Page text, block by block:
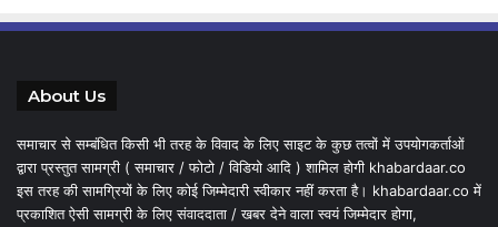
About Us
समाचार से सम्बंधित किसी भी तरह के विवाद के लिए साइट के कुछ तत्वों में उपयोगकर्ताओं
द्वारा प्रस्तुत सामग्री ( समाचार / फोटो / विडियो आदि ) शामिल होगी khabardaar.co
इस तरह की सामग्रियों के लिए कोई जिम्मेदारी स्वीकार नहीं करता है। khabardaar.co में
प्रकाशित ऐसी सामग्री के लिए संवाददाता / खबर देने वाला स्वयं जिम्मेदार होगा,